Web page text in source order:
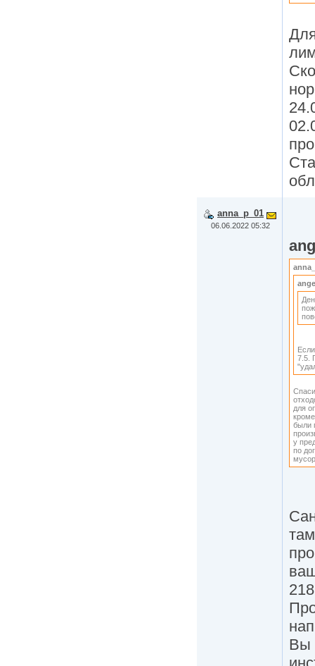
anna_p_01
06.06.2022 05:32
7.5.
для
были
у
по
Вы